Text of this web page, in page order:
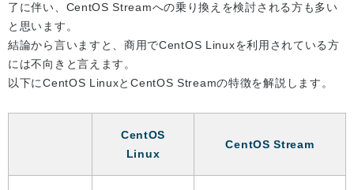
了に伴い、CentOS Streamへの乗り換えを検討される方も多い
と思います。
結論から言いますと、商用でCentOS Linuxを利用されている方
には不向きと言えます。
以下にCentOS LinuxとCentOS Streamの特徴を解説します。
CentOS
Linux
CentOS Stream